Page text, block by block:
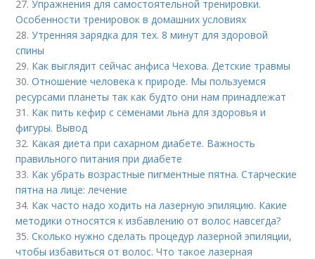
27.Упражнения для самостоятельной тренировки.
Особенности тренировок в домашних условиях
28.Утренняя зарядка для тех. 8 минут для здоровой
спины
29. Как выглядит сейчас анфиса Чехова. Детские травмы
30.Отношение человека к природе. Мы пользуемся
ресурсами планеты так как будто они нам принадлежат
31. Как пить кефир с семенами льна для здоровья и
фигуры. Вывод
32. Какая диета при сахарном диабете. Важность
правильного питания при диабете
33. Как убрать возрастные пигментные пятна. Старческие
пятна на лице: лечение
34. Как часто надо ходить на лазерную эпиляцию. Какие
методики относятся к избавлению от волос навсегда?
35.Сколько нужно сделать процедур лазерной эпиляции,
чтобы избавиться от волос. Что такое лазерная